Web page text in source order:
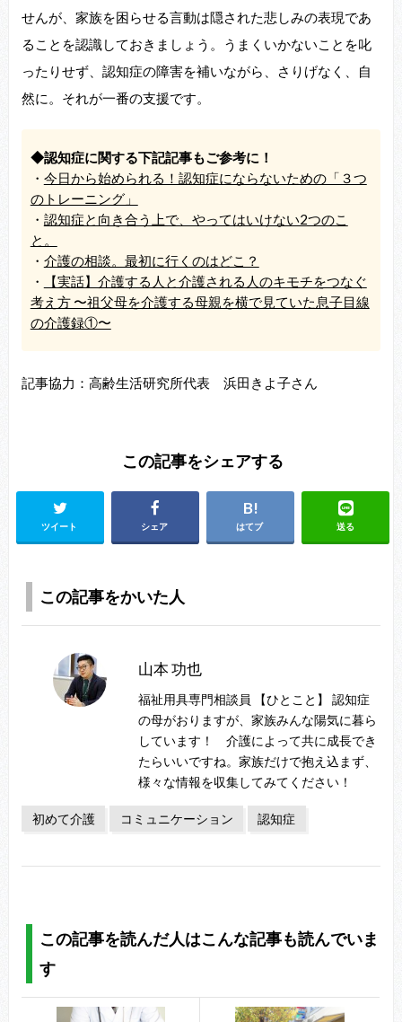
せんが、家族を困らせる言動は隠された悲しみの表現であ
ることを認識しておきましょう。うまくいかないことを叱
ったりせず、認知症の障害を補いながら、さりげなく、自
然に。それが一番の支援です。
◆認知症に関する下記記事もご参考に！
・ 今日から始められる！認知症にならないための「３つ
のトレーニング」
・ 認知症と向き合う上で、やってはいけない2つのこ
と。
・ 介護の相談。最初に行くのはどこ？
・
【実話】介護する人と介護される人のキモチをつなぐ
考え方 〜祖父母を介護する母親を横で見ていた息子目線
の介護録①〜
記事協力：高齢生活研究所代表 浜田きよ子さん
この記事をシェアする
ツイート シェア はてブ 送る
この記事をかいた人
山本 功也
福祉用具専門相談員 【ひとこと】 認知症
の母がおりますが、家族みんな陽気に暮ら
しています！ 介護によって共に成長でき
たらいいですね。家族だけで抱え込まず、
様々な情報を収集してみてください！
初めて介護 コミュニケーション 認知症
この記事を読んだ人はこんな記事も読んでいま
す